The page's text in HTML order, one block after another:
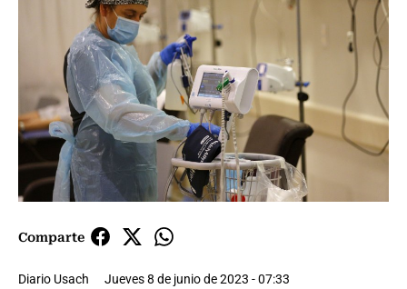
Comparte
Diario Usach Jueves 8 de junio de 2023 - 07:33